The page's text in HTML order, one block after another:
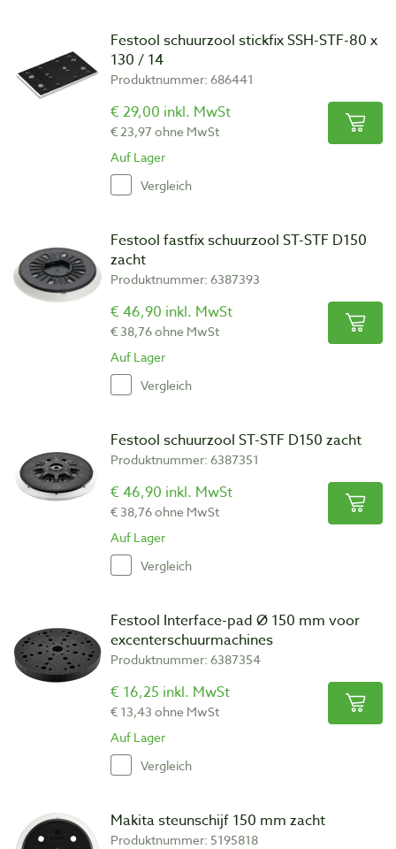
Festool schuurzool stickfix SSH-STF-80 x
130 / 14
Produktnummer: 686441
€ 29,00 inkl. MwSt
€ 23,97 ohne MwSt
Auf Lager
Vergleich
Festool fastfix schuurzool ST-STF D150
zacht
Produktnummer: 6387393
€ 46,90 inkl. MwSt
€ 38,76 ohne MwSt
Auf Lager
Vergleich
Festool schuurzool ST-STF D150 zacht
Produktnummer: 6387351
€ 46,90 inkl. MwSt
€ 38,76 ohne MwSt
Auf Lager
Vergleich
Festool Interface-pad Ø 150 mm voor
excenterschuurmachines
Produktnummer: 6387354
€ 16,25 inkl. MwSt
€ 13,43 ohne MwSt
Auf Lager
Vergleich
Makita steunschijf 150 mm zacht
Produktnummer: 5195818